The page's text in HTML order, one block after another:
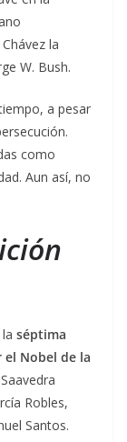
la
W. Bush.
a pesar
como
Aun así, no
séptima
Nobel de la
Robles,
Santos.